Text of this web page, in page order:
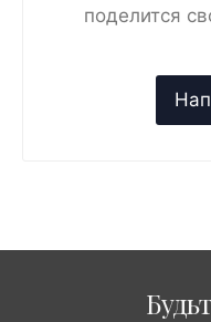
поделится